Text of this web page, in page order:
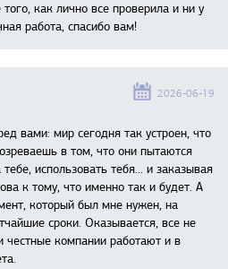
как лично все проверила и ни у
работа, спасибо вам!
2026-06-19
вами: мир сегодня так устроен, что
в том, что они пытаются
использовать тебя... и заказывая
к тому, что именно так и будет. А
который был мне нужен, на
сроки. Оказывается, все не
честные компании работают и в